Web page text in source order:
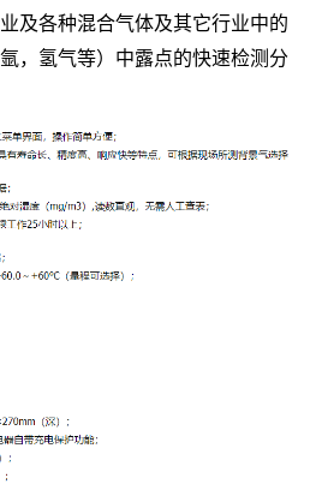
及各种混合气体及其它行业中的
，氢气等）中露点的快速检测分